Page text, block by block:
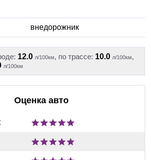
внедорожник
12.0 л/100км, по трассе: 10.0 л/100км,
л/100км
Оценка авто